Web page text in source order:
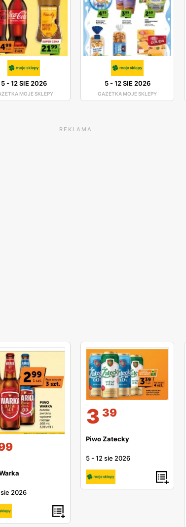
5-12 SIE 2026
MOJE SKLEPY
5-12 SIE 2026
GAZETKA MOJE SKLEPY
REKLAMA
sie 2026
3 39
Piwo Zatecky
5 -12 sie 2026